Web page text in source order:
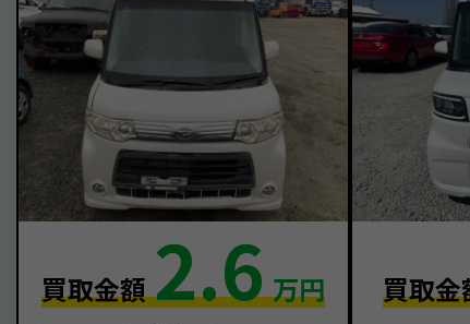
買取金額2.6 万円 買取